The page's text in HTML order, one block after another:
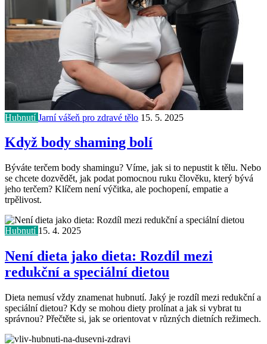
HubnutíJarní vášeň pro zdravé tělo 15. 5. 2025
Když body shaming bolí
Býváte terčem body shamingu? Víme, jak si to nepustit k tělu. Nebo
se chcete dozvědět, jak podat pomocnou ruku člověku, který bývá
jeho terčem? Klíčem není výčitka, ale pochopení, empatie a
trpělivost.
Hubnutí 15. 4. 2025
Není dieta jako dieta: Rozdíl mezi
redukční a speciální dietou
Dieta nemusí vždy znamenat hubnutí. Jaký je rozdíl mezi redukční a
speciální dietou? Kdy se mohou diety prolínat a jak si vybrat tu
správnou? Přečtěte si, jak se orientovat v různých dietních režimech.